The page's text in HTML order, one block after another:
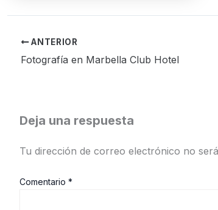
ANTERIOR
Fotografía en Marbella Club Hotel
Deja una respuesta
Tu dirección de correo electrónico no
Comentario *